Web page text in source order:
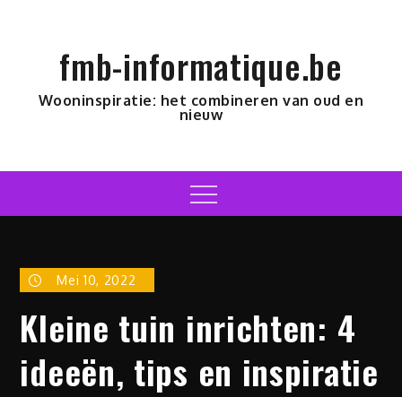
fmb-informatique.be
Wooninspiratie: het combineren van oud en
nieuw
Menu
Mei 10, 2022
Kleine tuin inrichten: 4
ideeën, tips en inspiratie